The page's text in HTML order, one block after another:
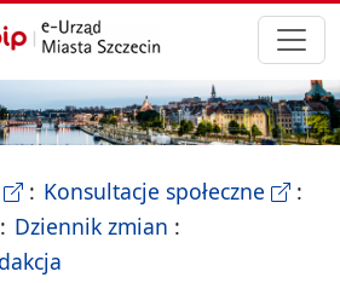
menu
- Biletyn Informacji Publicznej
Konsultacje społeczne-
strona Miasta Szczecin
Dziennik zmian
rozdziałów